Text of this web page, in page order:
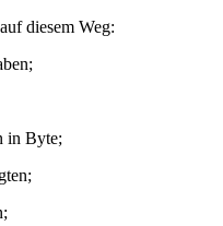
diesem Weg:
in Byte;